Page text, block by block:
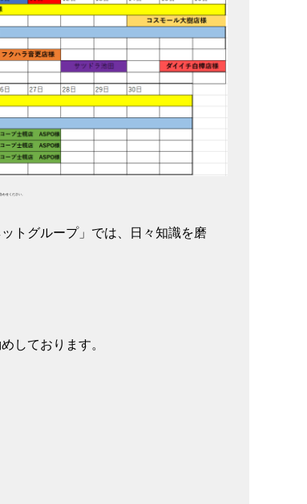
せください。
トグループ」では、日々知識を磨
しております。